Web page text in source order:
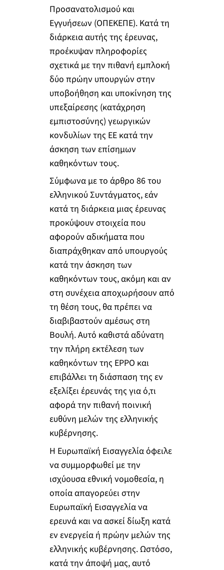
Προσανατολισμού και
Εγγυήσεων (ΟΠΕΚΕΠΕ). Κατά τη
διάρκεια αυτής της έρευνας,
προέκυψαν πληροφορίες
σχετικά με την πιθανή εμπλοκή
δύο πρώην υπουργών στην
υποβοήθηση και υποκίνηση της
υπεξαίρεσης (κατάχρηση
εμπιστοσύνης) γεωργικών
κονδυλίων της ΕΕ κατά την
άσκηση των επίσημων
καθηκόντων τους.
Σύμφωνα με το άρθρο 86 του
ελληνικού Συντάγματος, εάν
κατά τη διάρκεια μιας έρευνας
προκύψουν στοιχεία που
αφορούν αδικήματα που
διαπράχθηκαν από υπουργούς
κατά την άσκηση των
καθηκόντων τους, ακόμη και αν
στη συνέχεια αποχωρήσουν από
τη θέση τους, θα πρέπει να
διαβιβαστούν αμέσως στη
Βουλή. Αυτό καθιστά αδύνατη
την πλήρη εκτέλεση των
καθηκόντων της EPPO και
επιβάλλει τη διάσπαση της εν
εξελίξει έρευνάς της για ό,τι
αφορά την πιθανή ποινική
ευθύνη μελών της ελληνικής
κυβέρνησης.
Η Ευρωπαϊκή Εισαγγελία όφειλε
να συμμορφωθεί με την
ισχύουσα εθνική νομοθεσία, η
οποία απαγορεύει στην
Ευρωπαϊκή Εισαγγελία να
ερευνά και να ασκεί δίωξη κατά
εν ενεργεία ή πρώην μελών της
ελληνικής κυβέρνησης. Ωστόσο,
κατά την άποψή μας, αυτό